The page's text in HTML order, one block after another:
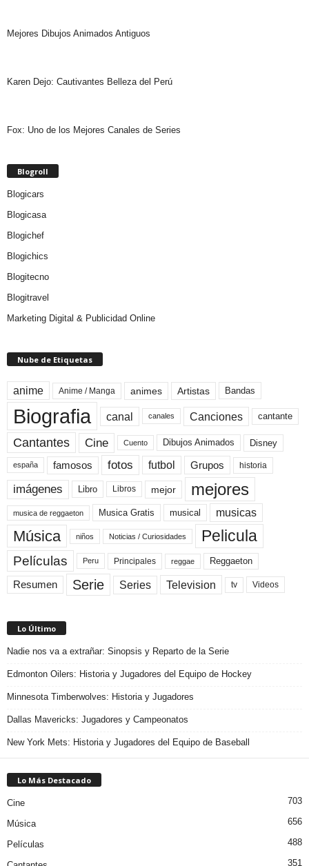
Mejores Dibujos Animados Antiguos
Karen Dejo: Cautivantes Belleza del Perú
Fox: Uno de los Mejores Canales de Series
Blogroll
Blogicars
Blogicasa
Blogichef
Blogichics
Blogitecno
Blogitravel
Marketing Digital & Publicidad Online
Nube de Etiquetas
anime Anime / Manga animes Artistas Bandas
Biografia canal canales Canciones cantante
Cantantes Cine Cuento Dibujos Animados Disney
españa famosos fotos futbol Grupos historia
imágenes Libro Libros mejor mejores
musica de reggaeton Musica Gratis musical musicas
Música niños Noticias / Curiosidades Pelicula
Películas Peru Principales reggae Reggaeton
Resumen Serie Series Television tv Videos
Lo Último
Nadie nos va a extrañar: Sinopsis y Reparto de la Serie
Edmonton Oilers: Historia y Jugadores del Equipo de Hockey
Minnesota Timberwolves: Historia y Jugadores
Dallas Mavericks: Jugadores y Campeonatos
New York Mets: Historia y Jugadores del Equipo de Baseball
Lo Más Destacado
Cine 703
Música 656
Películas 488
351